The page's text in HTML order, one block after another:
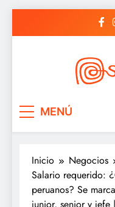
MENÚ
Inicio
Negocios
Salario requerido:
peruanos? Se
junior, senior y